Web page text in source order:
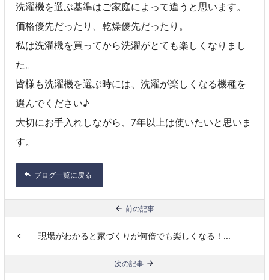
洗濯機を選ぶ基準はご家庭によって違うと思います。
価格優先だったり、乾燥優先だったり。
私は洗濯機を買ってから洗濯がとても楽しくなりまし
た。
皆様も洗濯機を選ぶ時には、洗濯が楽しくなる機種を
選んでください♪
大切にお手入れしながら、7年以上は使いたいと思いま
す。
ブログ一覧に戻る
前の記事
現場がわかると家づくりが何倍でも楽しくなる！...
次の記事